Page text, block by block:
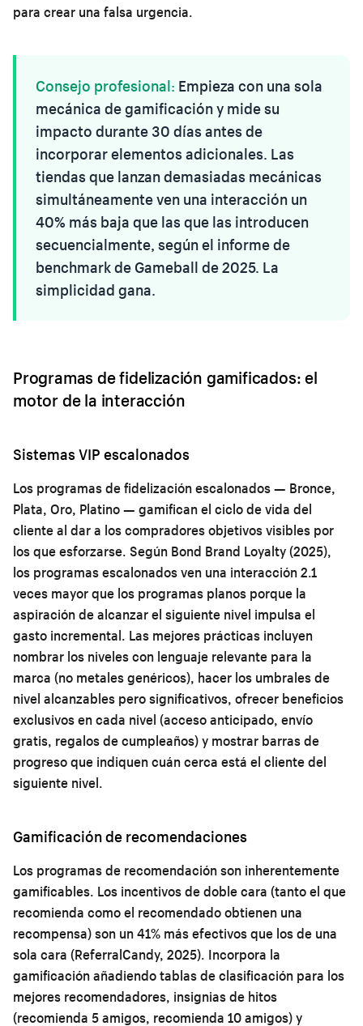
para crear una falsa urgencia.
Consejo profesional: Empieza con una sola
mecánica de gamificación y mide su
impacto durante 30 días antes de
incorporar elementos adicionales. Las
tiendas que lanzan demasiadas mecánicas
simultáneamente ven una interacción un
40% más baja que las que las introducen
secuencialmente, según el informe de
benchmark de Gameball de 2025. La
simplicidad gana.
Programas de fidelización gamificados: el
motor de la interacción
Sistemas VIP escalonados
Los programas de fidelización escalonados — Bronce,
Plata, Oro, Platino — gamifican el ciclo de vida del
cliente al dar a los compradores objetivos visibles por
los que esforzarse. Según Bond Brand Loyalty (2025),
los programas escalonados ven una interacción 2.1
veces mayor que los programas planos porque la
aspiración de alcanzar el siguiente nivel impulsa el
gasto incremental. Las mejores prácticas incluyen
nombrar los niveles con lenguaje relevante para la
marca (no metales genéricos), hacer los umbrales de
nivel alcanzables pero significativos, ofrecer beneficios
exclusivos en cada nivel (acceso anticipado, envío
gratis, regalos de cumpleaños) y mostrar barras de
progreso que indiquen cuán cerca está el cliente del
siguiente nivel.
Gamificación de recomendaciones
Los programas de recomendación son inherentemente
gamificables. Los incentivos de doble cara (tanto el que
recomienda como el recomendado obtienen una
recompensa) son un 41% más efectivos que los de una
sola cara (ReferralCandy, 2025). Incorpora la
gamificación añadiendo tablas de clasificación para los
mejores recomendadores, insignias de hitos
(recomienda 5 amigos, recomienda 10 amigos) y